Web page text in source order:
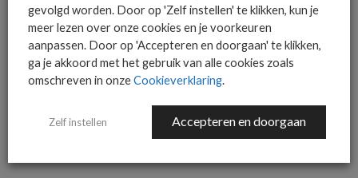
AANMELDEN
gevolgd worden. Door op 'Zelf instellen' te klikken, kun je
meer lezen over onze cookies en je voorkeuren
aanpassen. Door op 'Accepteren en doorgaan' te klikken,
ga je akkoord met het gebruik van alle cookies zoals
omschreven in onzeCookieverklaring.
Zelf instellen Accepteren en doorgaan